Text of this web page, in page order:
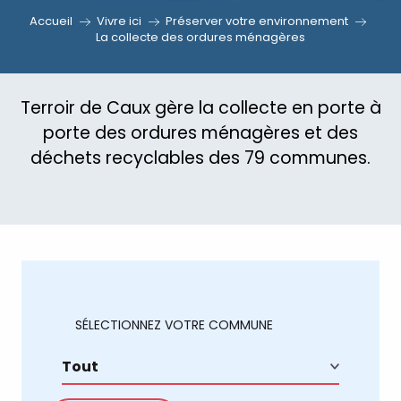
Accueil Vivre ici
Préserver votre environnement
La collecte des ordures ménagères
Terroir de Caux gère la collecte en porte à
porte des ordures ménagères et des
déchets recyclables des 79 communes.
SÉLECTIONNEZ VOTRE COMMUNE